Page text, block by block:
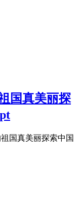
国真美丽探
国真美丽探索中国